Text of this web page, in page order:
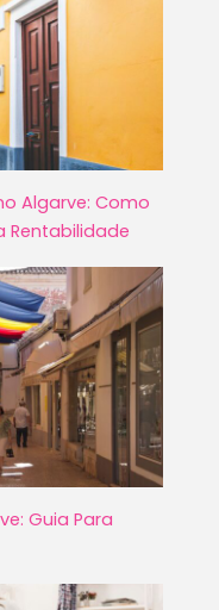
Algarve: Como
Rentabilidade
Guia Para